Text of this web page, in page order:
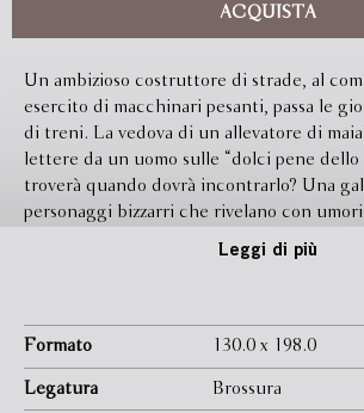
ACQUISTA
Un ambizioso costruttore di strade, al
esercito di macchinari pesanti, passa le
di treni. La vedova di un allevatore di
lettere da un uomo sulle “dolci pene dello
troverà quando dovrà incontrarlo? Una
personaggi bizzarri che rivelano con
lato sordido e a un tempo generoso dello
solo lui possiede. “Questi racconti si
trappole per topi,” scrive Dave Eggers
esistono per ingannare o tendere una
Leggi di più
Formato 130.0 x 198.0
Legatura Brossura